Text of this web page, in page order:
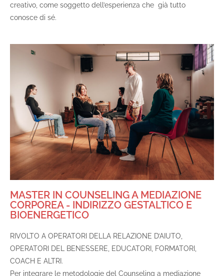
creativo, come soggetto dell’esperienza che già tutto
conosce di sé.
MASTER IN COUNSELING A MEDIAZIONE
CORPOREA - INDIRIZZO GESTALTICO E
BIOENERGETICO
RIVOLTO A OPERATORI DELLA RELAZIONE D’AIUTO,
OPERATORI DEL BENESSERE, EDUCATORI, FORMATORI,
COACH E ALTRI.
Per integrare le metodologie del Counseling a mediazione